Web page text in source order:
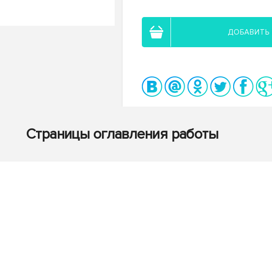
ДОБАВИТЬ
Страницы оглавления работы